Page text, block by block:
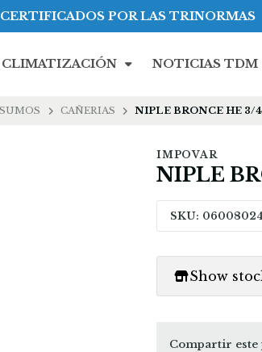
CLIMATIZACIÓN NOTICIAS TDM
CERTIFICADOS POR LAS TRINORMAS
CAÑERIAS NIPLE BRONCE HE 3/
IMPOVAR
NIPLE
SKU:
Show
Compartir este